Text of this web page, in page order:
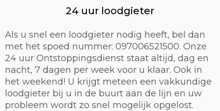
24 uur loodgieter
Als u snel een loodgieter nodig heeft, bel dan
met het spoed nummer: 097006521500. Onze
24 uur Ontstoppingsdienst staat altijd, dag en
nacht, 7 dagen per week voor u klaar. Ook in
het weekend! U krijgt meteen een vakkundige
loodgieter bij u in de buurt aan de lijn en uw
probleem wordt zo snel mogelijk opgelost.